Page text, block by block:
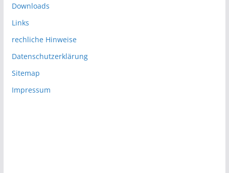
Downloads
Links
rechliche Hinweise
Datenschutzerklärung
Sitemap
Impressum